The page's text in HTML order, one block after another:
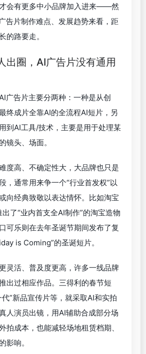
会有更多中小品牌加入进来——然
告片制作难点、发展趋势来看，距
的路要走。
出圈，AI广告片没有通用
广告片主要分两种：一种是从创
终成片全靠AI的全流程AI短片，另
到AI工具/技术，主要是用于处理某
镜头、场面。
度高、不确定性大，大品牌也只是
，通常用来争一个“行业首发权”以
向经典致敬以表达情怀。比如淘宝
了“业内首支全AI制作”的淘宝造物
可乐则在去年圣诞节期间发布了复
is Coming”的圣诞短片。
灵活、普及度更高，许多一线品牌
出过相应作品。三得利的春节短
代”新品宣传片等，就采取AI和实拍
人演员出镜，用AI辅助合成部分场
拍成本，也能减轻场地租赁档期、
影响。